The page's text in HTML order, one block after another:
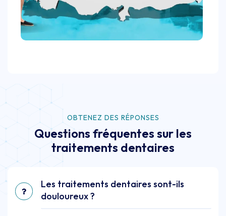
OBTENEZ DES RÉPONSES
Questions fréquentes sur les
traitements dentaires
Les traitements dentaires sont-ils
douloureux ?